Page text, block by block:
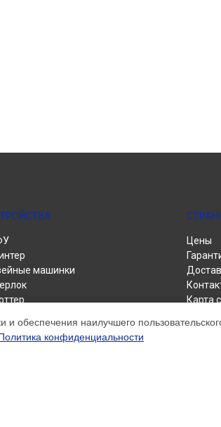
машинки
Цены
Карта
обеспечения наилучшего
конфиденциальности